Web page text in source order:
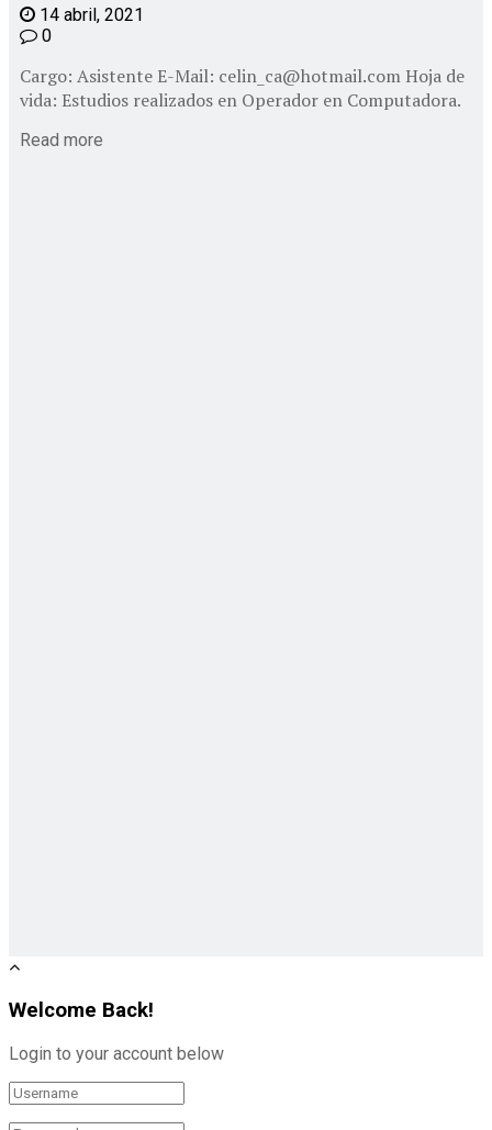
14 abril, 2021
0
Cargo: Asistente E-Mail: celin_ca@hotmail.com Hoja de
vida: Estudios realizados en Operador en Computadora.
Read more
Welcome Back!
Login to your account below